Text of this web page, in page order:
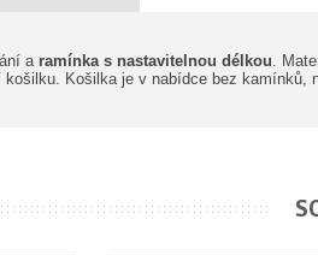
a ramínka s nastavitelnou délkou.
košilku. Košilka je v nabídce bez